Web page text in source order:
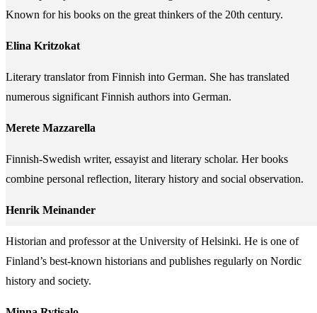
Known for his books on the great thinkers of the 20th century.
Elina Kritzokat
Literary translator from Finnish into German. She has translated
numerous significant Finnish authors into German.
Merete Mazzarella
Finnish-Swedish writer, essayist and literary scholar. Her books
combine personal reflection, literary history and social observation.
Henrik Meinander
Historian and professor at the University of Helsinki. He is one of
Finland’s best-known historians and publishes regularly on Nordic
history and society.